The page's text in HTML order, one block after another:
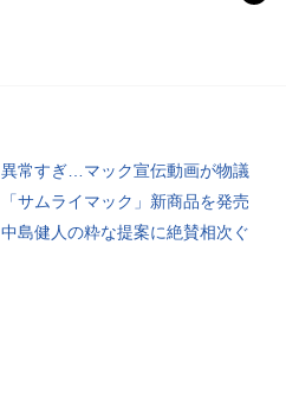
異常すぎ…マック宣伝動画が物議
「サムライマック」新商品を発売
中島健人の粋な提案に絶賛相次ぐ